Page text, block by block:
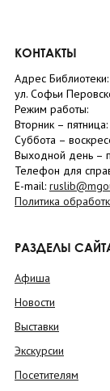
КОНТАКТЫ
Адрес
ул. Софьи
Режим работы:
Вторник – пятница
Суббота – в
Выходной день –
Телефон для
E-mail:
Политика
РАЗДЕЛЫ
Афиша
Новости
Выставки
Экскурсии
Посетителям